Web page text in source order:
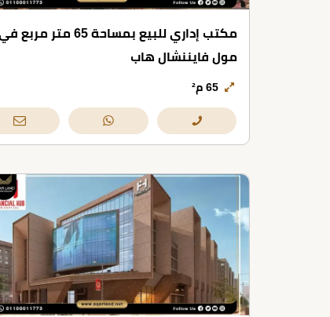
مكتب إداري للبيع بمساحة 65 متر مربع
مول فايننشال هاب
65 م²